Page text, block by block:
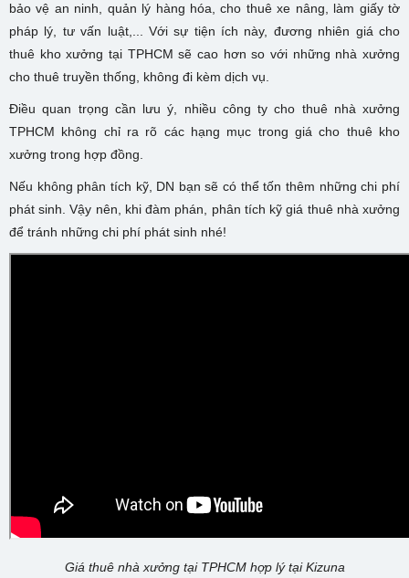
bảo vệ an ninh, quản lý hàng hóa, cho thuê xe nâng, làm giấy tờ
pháp lý, tư vấn luật,... Với sự tiện ích này, đương nhiên giá cho
thuê kho xưởng tại TPHCM sẽ cao hơn so với những nhà xưởng
cho thuê truyền thống, không đi kèm dịch vụ.
Điều quan trọng cần lưu ý, nhiều công tycho thuê nhà xưởng
TPHCM không chỉ ra rõ các hạng mục trong giá cho thuê kho
xưởng trong hợp đồng.
Nếu không phân tích kỹ, DN bạn sẽ có thể tốn thêm những chi phí
phát sinh. Vậy nên, khi đàm phán, phân tích kỹgiá thuê nhà xưởng
để tránh những chi phí phát sinh nhé!
Giá thuê nhà xưởng tại TPHCM hợp lý tại Kizuna